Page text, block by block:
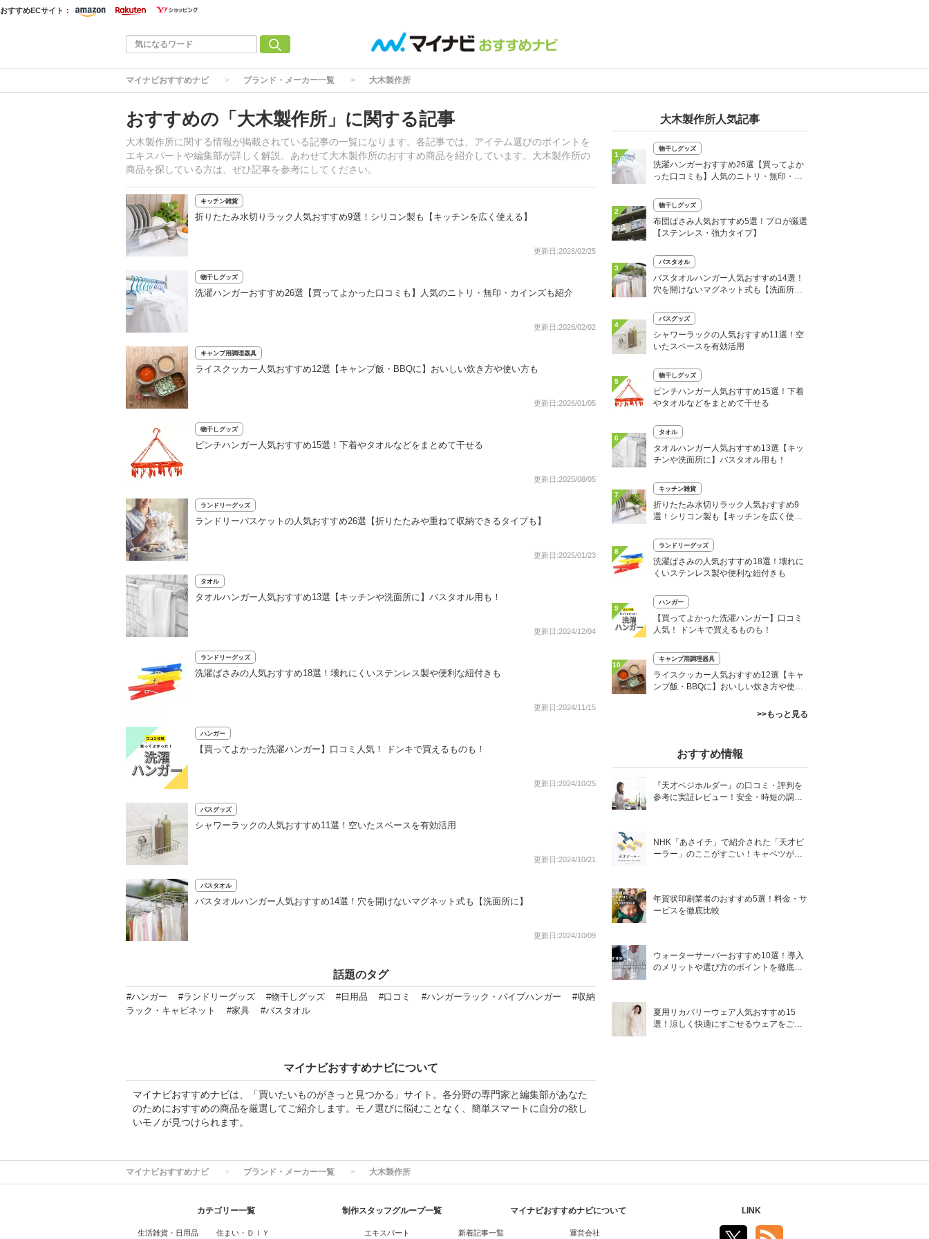
おすすめECサイト：
マイナビおすすめナビ ブランド・メーカー一覧 大木製作所
おすすめの「大木製作所」に関する記事
大木製作所に関する情報が掲載されている記事の一覧になります。各記事では、アイテム選びのポイントを
エキスパートや編集部が詳しく解説、あわせて大木製作所のおすすめ商品を紹介しています。大木製作所の
商品を探している方は、ぜひ記事を参考にしてください。
キッチン雑貨
折りたたみ水切りラック人気おすすめ9選！シリコン製も【キッチンを広く使える】
更新日:2026/02/25
物干しグッズ
洗濯ハンガーおすすめ26選【買ってよかった口コミも】人気のニトリ・無印・カインズも紹介
更新日:2026/02/02
キャンプ用調理器具
ライスクッカー人気おすすめ12選【キャンプ飯・BBQに】おいしい炊き方や使い方も
更新日:2026/01/05
物干しグッズ
ピンチハンガー人気おすすめ15選！下着やタオルなどをまとめて干せる
更新日:2025/08/05
ランドリーグッズ
ランドリーバスケットの人気おすすめ26選【折りたたみや重ねて収納できるタイプも】
更新日:2025/01/23
タオル
タオルハンガー人気おすすめ13選【キッチンや洗面所に】バスタオル用も！
更新日:2024/12/04
ランドリーグッズ
洗濯ばさみの人気おすすめ18選！壊れにくいステンレス製や便利な紐付きも
更新日:2024/11/15
ハンガー
【買ってよかった洗濯ハンガー】口コミ人気！ ドンキで買えるものも！
更新日:2024/10/25
バスグッズ
シャワーラックの人気おすすめ11選！空いたスペースを有効活用
更新日:2024/10/21
バスタオル
バスタオルハンガー人気おすすめ14選！穴を開けないマグネット式も【洗面所に】
更新日:2024/10/09
話題のタグ
#ハンガー #ランドリーグッズ #物干しグッズ #日用品 #口コミ #ハンガーラック・パイプハンガー
#収納
ラック・キャビネット
#家具 #バスタオル
マイナビおすすめナビについて
マイナビおすすめナビは、「買いたいものがきっと見つかる」サイト。各分野の専門家と編集部があなた
のためにおすすめの商品を厳選してご紹介します。モノ選びに悩むことなく、簡単スマートに自分の欲し
いモノが見つけられます。
大木製作所人気記事
1
物干しグッズ
洗濯ハンガーおすすめ26選【買ってよか
った口コミも】人気のニトリ・無印・カ
2
物干しグッズ
布団ばさみ人気おすすめ5選！プロが厳選
【ステンレス・強力タイプ】
3
バスタオル
バスタオルハンガー人気おすすめ14選！
穴を開けないマグネット式も【洗面所
4
バスグッズ
シャワーラックの人気おすすめ11選！空
いたスペースを有効活用
5
物干しグッズ
ピンチハンガー人気おすすめ15選！下着
やタオルなどをまとめて干せる
6
タオル
タオルハンガー人気おすすめ13選【キッ
チンや洗面所に】バスタオル用も！
7
キッチン雑貨
折りたたみ水切りラック人気おすすめ9
選！シリコン製も【キッチンを広く使え
8
ランドリーグッズ
洗濯ばさみの人気おすすめ18選！壊れに
くいステンレス製や便利な紐付きも
9
ハンガー
【買ってよかった洗濯ハンガー】口コミ
人気！ ドンキで買えるものも！
10
キャンプ用調理器具
ライスクッカー人気おすすめ12選【キャ
ンプ飯・BBQに】おいしい炊き方や使い
>>もっと見る
おすすめ情報
『天才ベジホルダー』の口コミ・評判を
参考に実証レビュー！安全・時短の調理
NHK「あさイチ」で紹介された「天才ピ
ーラー」のここがすごい！キャベツがほ
年賀状印刷業者のおすすめ5選！料金・サ
ービスを徹底比較
ウォーターサーバーおすすめ10選！導入
のメリットや選び方のポイントを徹底解
夏用リカバリーウェア人気おすすめ15
選！涼しく快適にすごせるウェアをご紹
マイナビおすすめナビ ブランド・メーカー一覧 大木製作所
カテゴリー一覧
生活雑貨・日用品 住まい・ＤＩＹ
制作スタッフグループ一覧
エキスパート
マイナビおすすめナビについて
新着記事一覧 運営会社
LINK